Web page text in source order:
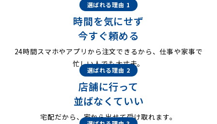
選ばれる理由 1
時間を気にせず
今すぐ頼める
24時間スマホやアプリから注文できるから、仕事や家事で
忙しい人でも大丈夫。
選ばれる理由 2
店舗に行って
並ばなくていい
宅配だから、家から出せて受け取れます。